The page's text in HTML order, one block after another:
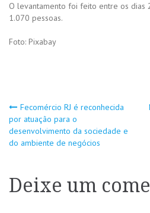
O levantamento foi feito entre os dias
1.070 pessoas.
Foto: Pixabay
Navegação
de
Fecomércio RJ é reconhecida
por atuação para o
desenvolvimento da sociedade e
do ambiente de negócios
Deixe um